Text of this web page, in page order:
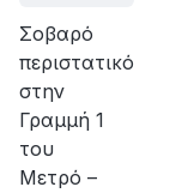
Σοβαρό
περιστατικό
στην
Γραμμή 1
του
Μετρό –